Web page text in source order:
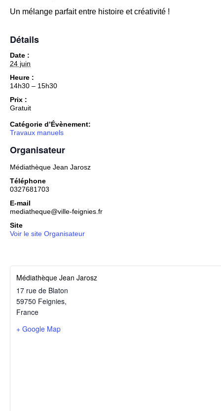
Un mélange parfait entre histoire et créativité !
Détails
Date :
24 juin
Heure :
14h30 – 15h30
Prix :
Gratuit
Catégorie d’Évènement:
Travaux manuels
Organisateur
Médiathèque Jean Jarosz
Téléphone
0327681703
E-mail
mediatheque@ville-feignies.fr
Site
Voir le site Organisateur
Médiathèque Jean Jarosz
17 rue de Blaton
59750 Feignies,
France
+ Google Map